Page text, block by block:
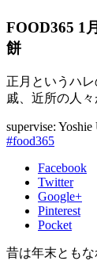
FOOD365 1
餅
正月というハ
戚、近所の人
supervise: Yoshie
#food365
Facebook
Twitter
Google+
Pinterest
Pocket
昔は年末とも